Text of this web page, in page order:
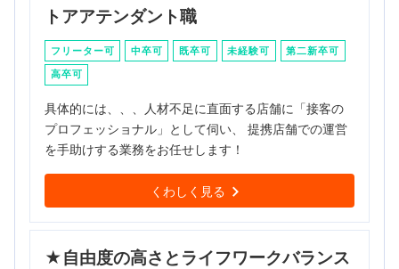
トアアテンダント職
フリーター可 中卒可 既卒可 未経験可
第二新卒可
高卒可
具体的には、、、人材不足に直面する店舗に「接客の
プロフェッショナル」として伺い、 提携店舗での運営
を手助けする業務をお任せします！
くわしく見る
★自由度の高さとライフワークバランス